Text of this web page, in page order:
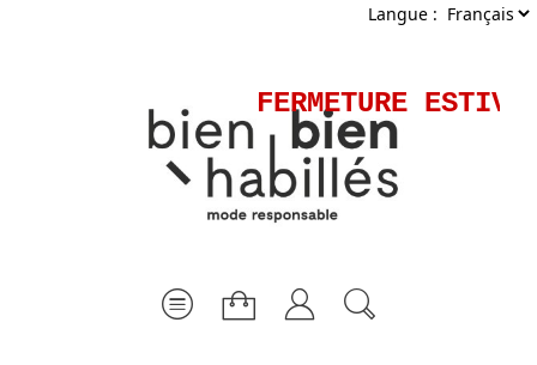
Langue :
FERMETURE